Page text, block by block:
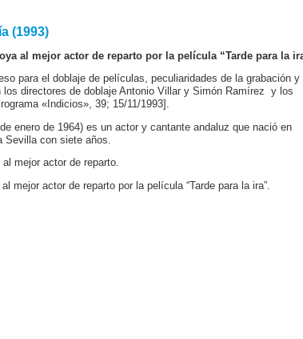
(1993)
al mejor actor de reparto por la película “Tarde para la
para el doblaje de películas, peculiaridades de la grabación y
directores de doblaje Antonio Villar y Simón Ramírez y los
«Indicios», 39; 15/11/1993].
enero de 1964) es un actor y cantante andaluz que nació en
con siete años.
mejor actor de reparto.
mejor actor de reparto por la película “Tarde para la ira”.